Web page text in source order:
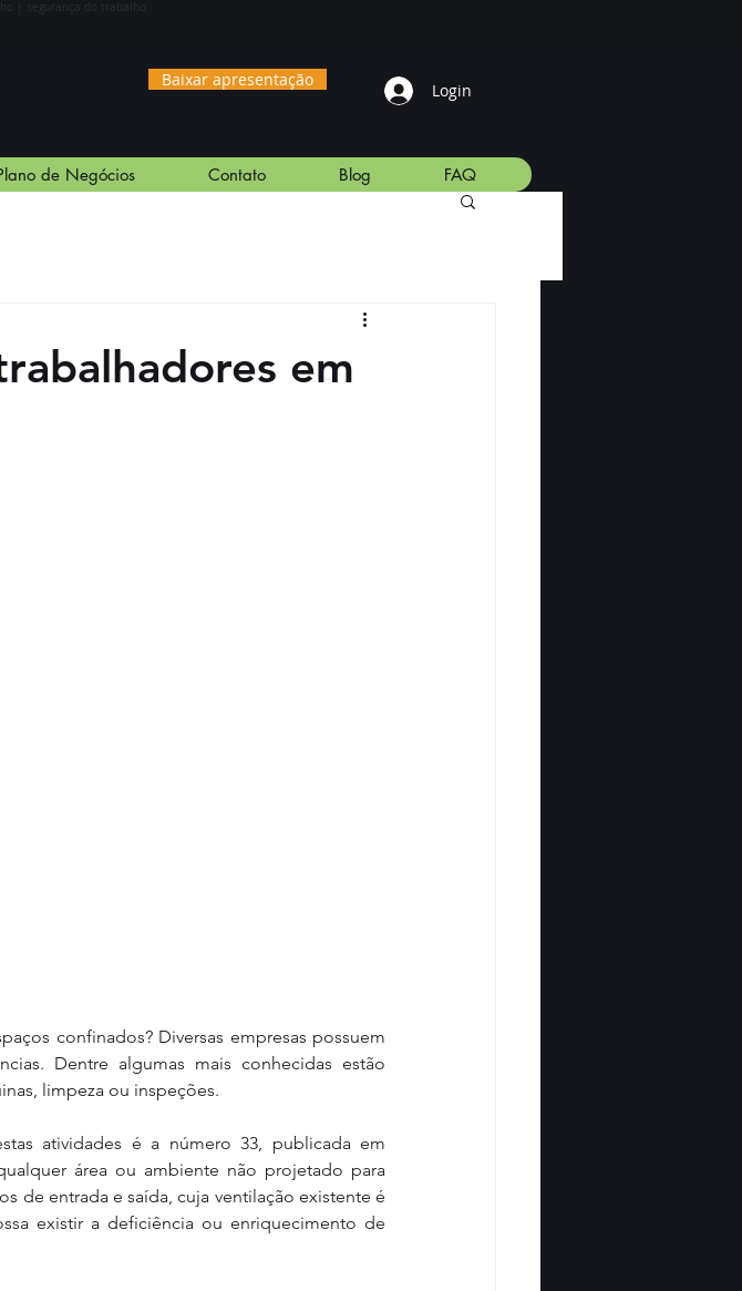
| segurança do trabalho
Baixar apresentação
Login
de Negócios Contato Blog FAQ
em
confinados? Diversas empresas possuem
Dentre algumas mais conhecidas estão
limpeza ou inspeções.
atividades é a número 33, publicada em
área ou ambiente não projetado para
de entrada e saída, cuja ventilação existente é
existir a deficiência ou enriquecimento de